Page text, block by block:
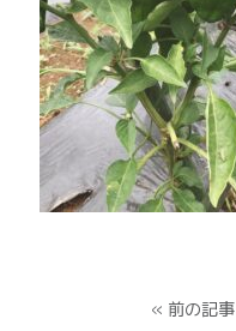
« 前の記事